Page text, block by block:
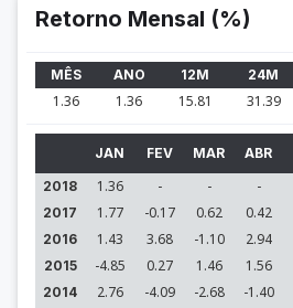
Retorno Mensal (%)
MÊS ANO 12M 24M
1.36 1.36 15.81 31.39
JAN FEV MAR ABR
2018
1.36 - - -
2017 1.77 -0.17 0.62 0.42
2016 1.43 3.68 -1.10 2.94
2015 -4.85 0.27 1.46 1.56
2014 2.76 -4.09 -2.68 -1.40